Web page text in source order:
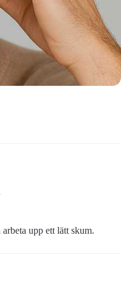
upp ett lätt skum.